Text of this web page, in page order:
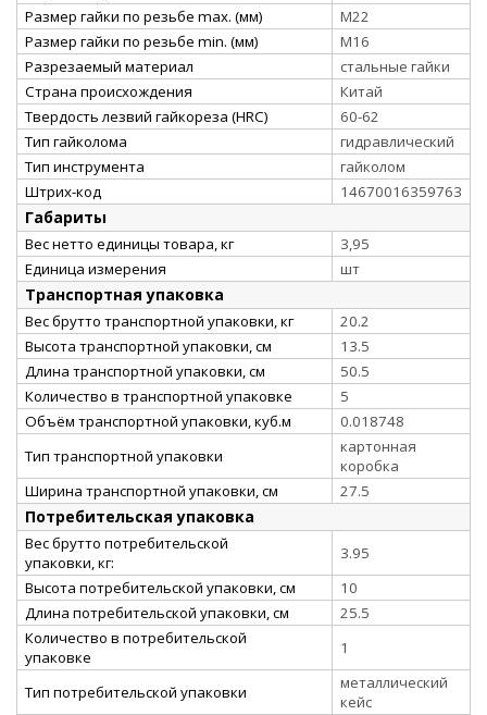
Размер гайки по резьбе max. (мм)
М22
Размер гайки по резьбе min. (мм)
М16
Разрезаемый материал
стальные гайки
Страна происхождения
Китай
Твердость лезвий гайкореза (HRC)
60-62
Тип гайколома
гидравлический
Тип инструмента
гайколом
Штрих-код
14670016359763
Габариты
Вес нетто единицы товара, кг
3,95
Единица измерения
шт
Транспортная упаковка
Вес брутто транспортной упаковки, кг
20.2
Высота транспортной упаковки, см
13.5
Длина транспортной упаковки, см
50.5
Количество в транспортной упаковке
5
Объём транспортной упаковки, куб.м
0.018748
Тип транспортной упаковки
картонная
коробка
Ширина транспортной упаковки, см
27.5
Потребительская упаковка
Вес брутто потребительской
упаковки, кг:
3.95
Высота потребительской упаковки, см
10
Длина потребительской упаковки, см
25.5
Количество в потребительской
упаковке
1
Тип потребительской упаковки
металлический
кейс